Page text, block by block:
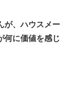
が、ハウスメー
何に価値を感じ